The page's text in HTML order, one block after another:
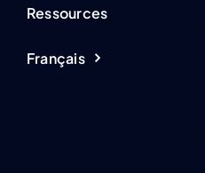
Ressources
Français